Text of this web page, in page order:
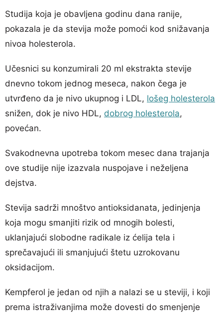
Studija koja je obavljena godinu dana ranije,
pokazala je da stevija može pomoći kod snižavanja
nivoa holesterola.
Učesnici su konzumirali 20 ml ekstrakta stevije
dnevno tokom jednog meseca, nakon čega je
utvrđeno da je nivo ukupnog i LDL, lošeg holesterola
snižen, dok je nivo HDL, dobrog holesterola,
povećan.
Svakodnevna upotreba tokom mesec dana trajanja
ove studije nije izazvala nuspojave i neželjena
dejstva.
Stevija sadrži mnoštvo antioksidanata, jedinjenja
koja mogu smanjiti rizik od mnogih bolesti,
uklanjajući slobodne radikale iz ćelija tela i
sprečavajući ili smanjujući štetu uzrokovanu
oksidacijom.
Kempferol je jedan od njih a nalazi se u steviji, i koji
prema istraživanjima može dovesti do smenjenje